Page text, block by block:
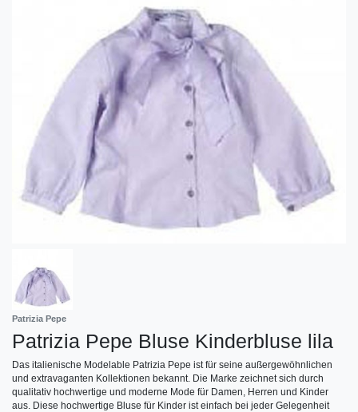
Patrizia Pepe
Patrizia Pepe Bluse Kinderbluse lila
Das italienische Modelable Patrizia Pepe ist für seine außergewöhnlichen
und extravaganten Kollektionen bekannt. Die Marke zeichnet sich durch
qualitativ hochwertige und moderne Mode für Damen, Herren und Kinder
aus. Diese hochwertige Bluse für Kinder ist einfach bei jeder Gelegenheit